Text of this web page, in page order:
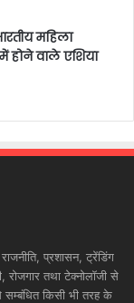
महिला
होने वाले एशिया
प्रशासन, ट्रेंडिंग
तथा टेक्नोलॉजी से
किसी भी तरह के